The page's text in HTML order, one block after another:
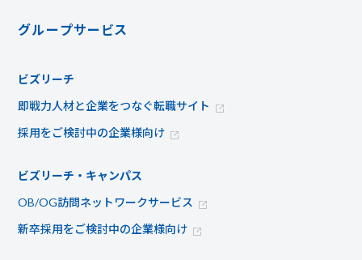
グループサービス
ビズリーチ
即戦力人材と企業をつなぐ転職サイト
採用をご検討中の企業様向け
ビズリーチ・キャンパス
OB/OG訪問ネットワークサービス
新卒採用をご検討中の企業様向け